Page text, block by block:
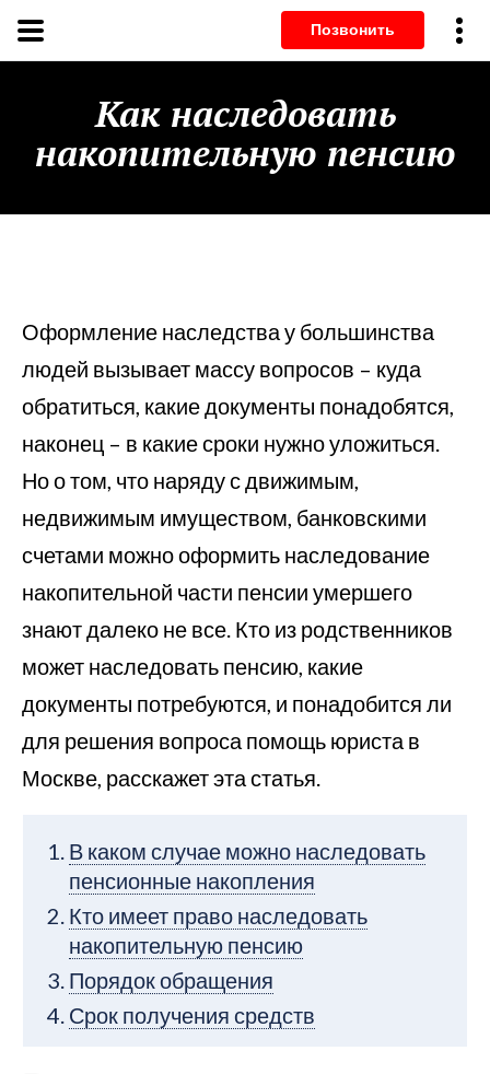
Как наследовать
накопительную пенсию
Оформление наследства у большинства
людей вызывает массу вопросов – куда
обратиться, какие документы понадобятся,
наконец – в какие сроки нужно уложиться.
Но о том, что наряду с движимым,
недвижимым имуществом, банковскими
счетами можно оформить наследование
накопительной части пенсии умершего
знают далеко не все. Кто из родственников
может наследовать пенсию, какие
документы потребуются, и понадобится ли
для решения вопроса помощь юриста в
Москве, расскажет эта статья.
В каком случае можно наследовать
пенсионные накопления
Кто имеет право наследовать
накопительную пенсию
Порядок обращения
Срок получения средств